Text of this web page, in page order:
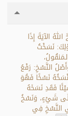
الآيَةَ إِذَا
نَسَخْتُ
النَّسْخِ: رَفْعُ
نَسْخًا فَهُوَ
فَقَدِ نَسَخَهُ
شَيْءٍ، وَنَسْخُ
النَّسْخِ فِي